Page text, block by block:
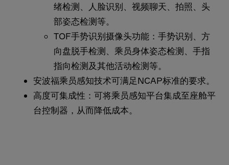
绪检测、人脸识别、视频聊天、拍照、头
部姿态检测等。
TOF手势识别摄像头功能：手势识别、方
向盘脱手检测、乘员身体姿态检测、手指
指向检测及其他活动检测等。
安波福乘员感知技术可满足NCAP标准的要求。
高度可集成性：可将乘员感知平台集成至座舱平
台控制器，从而降低成本。